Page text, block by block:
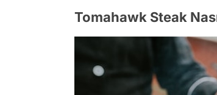
Tomahawk Steak